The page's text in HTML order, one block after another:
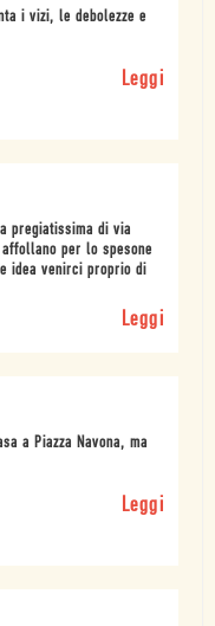
i vizi, le debolezze e
Leggi
pregiatissima di via
per lo spesone
idea venirci proprio di
Leggi
a Piazza Navona, ma
Leggi